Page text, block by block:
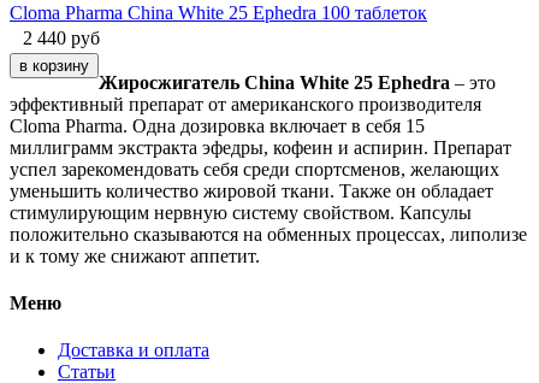
Cloma Pharma China White 25 Ephedra 100 таблеток
2 440 руб
Жиросжигатель China White 25 Ephedra – это
эффективный препарат от американского производителя
Cloma Pharma. Одна дозировка включает в себя 15
миллиграмм экстракта эфедры, кофеин и аспирин. Препарат
успел зарекомендовать себя среди спортсменов, желающих
уменьшить количество жировой ткани. Также он обладает
стимулирующим нервную систему свойством. Капсулы
положительно сказываются на обменных процессах, липолизе
и к тому же снижают аппетит.
Меню
Доставка и оплата
Статьи